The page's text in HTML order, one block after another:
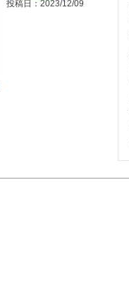
投稿日 2023/12/09